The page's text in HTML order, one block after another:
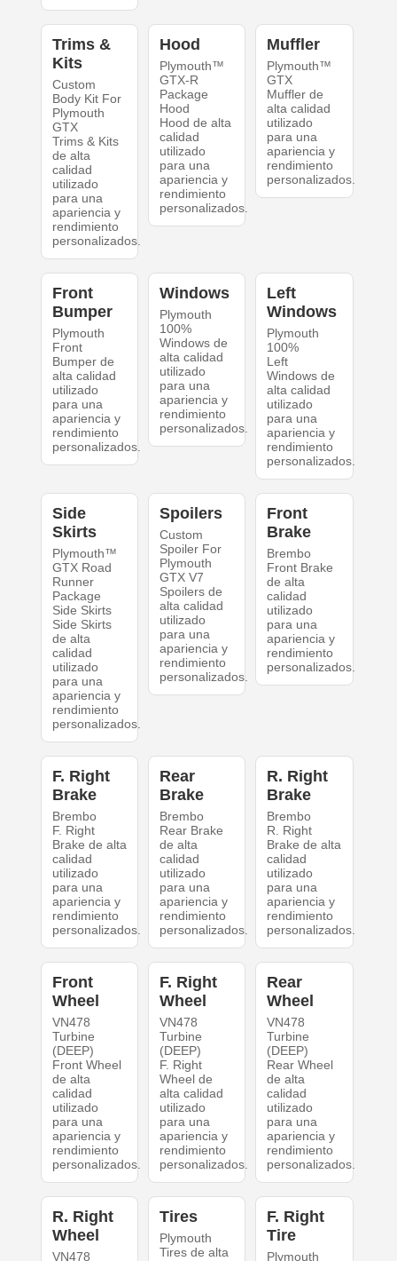
Trims &
Kits
Custom
Body Kit For
Plymouth
GTX
Trims & Kits
de alta
calidad
utilizado
para una
apariencia y
rendimiento
personalizados.
Hood
Plymouth™
GTX-R
Package
Hood
Hood de alta
calidad
utilizado
para una
apariencia y
rendimiento
personalizados.
Muffler
Plymouth™
GTX
Muffler de
alta calidad
utilizado
para una
apariencia y
rendimiento
personalizados.
Front
Bumper
Plymouth
Front
Bumper de
alta calidad
utilizado
para una
apariencia y
rendimiento
personalizados.
Windows
Plymouth
100%
Windows de
alta calidad
utilizado
para una
apariencia y
rendimiento
personalizados.
Left
Windows
Plymouth
100%
Left
Windows de
alta calidad
utilizado
para una
apariencia y
rendimiento
personalizados.
Side
Skirts
Plymouth™
GTX Road
Runner
Package
Side Skirts
Side Skirts
de alta
calidad
utilizado
para una
apariencia y
rendimiento
personalizados.
Spoilers
Custom
Spoiler For
Plymouth
GTX V7
Spoilers de
alta calidad
utilizado
para una
apariencia y
rendimiento
personalizados.
Front
Brake
Brembo
Front Brake
de alta
calidad
utilizado
para una
apariencia y
rendimiento
personalizados.
F. Right
Brake
Brembo
F. Right
Brake de alta
calidad
utilizado
para una
apariencia y
rendimiento
personalizados.
Rear
Brake
Brembo
Rear Brake
de alta
calidad
utilizado
para una
apariencia y
rendimiento
personalizados.
R. Right
Brake
Brembo
R. Right
Brake de alta
calidad
utilizado
para una
apariencia y
rendimiento
personalizados.
Front
Wheel
VN478
Turbine
(DEEP)
Front Wheel
de alta
calidad
utilizado
para una
apariencia y
rendimiento
personalizados.
F. Right
Wheel
VN478
Turbine
(DEEP)
F. Right
Wheel de
alta calidad
utilizado
para una
apariencia y
rendimiento
personalizados.
Rear
Wheel
VN478
Turbine
(DEEP)
Rear Wheel
de alta
calidad
utilizado
para una
apariencia y
rendimiento
personalizados.
R. Right
Wheel
VN478
Tires
Plymouth
Tires de alta
F. Right
Tire
Plymouth